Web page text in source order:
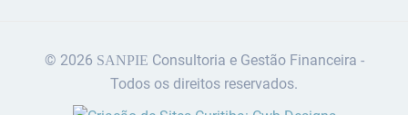
© 2026 SANPIE Consultoria e Gestão Financeira -
Todos os direitos reservados.